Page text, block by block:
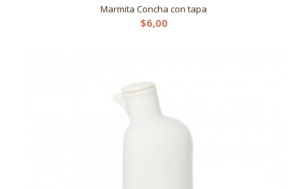
Marmita Concha con tapa
$6,00